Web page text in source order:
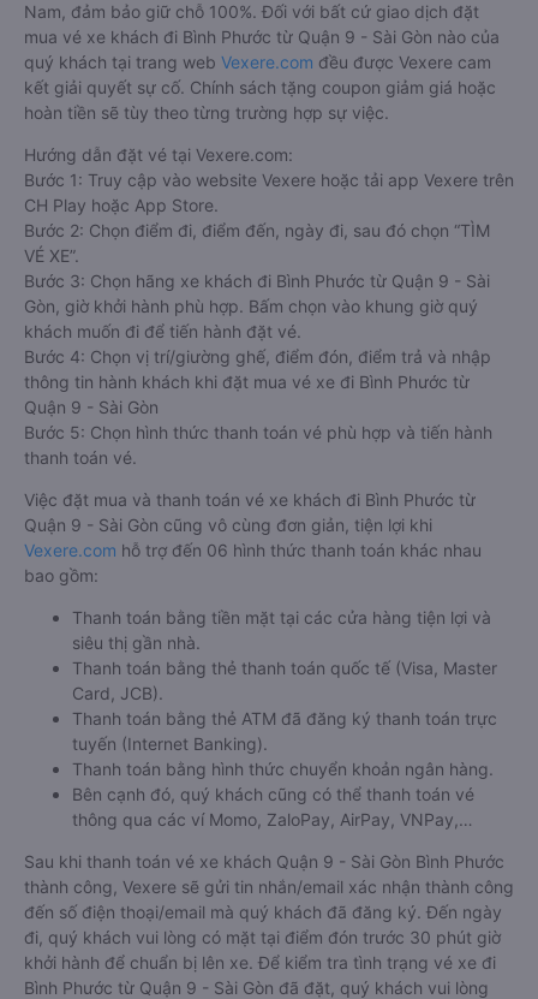
Nam, đảm bảo giữ chỗ 100%. Đối với bất cứ giao dịch đặt
mua vé xe khách đi Bình Phước từ Quận 9 - Sài Gòn nào của
quý khách tại trang web Vexere.com đều được Vexere cam
kết giải quyết sự cố. Chính sách tặng coupon giảm giá hoặc
hoàn tiền sẽ tùy theo từng trường hợp sự việc.
Hướng dẫn đặt vé tại Vexere.com:
Bước 1: Truy cập vào website Vexere hoặc tải app Vexere trên
CH Play hoặc App Store.
Bước 2: Chọn điểm đi, điểm đến, ngày đi, sau đó chọn “TÌM
VÉ XE”.
Bước 3: Chọn hãng xe khách đi Bình Phước từ Quận 9 - Sài
Gòn, giờ khởi hành phù hợp. Bấm chọn vào khung giờ quý
khách muốn đi để tiến hành đặt vé.
Bước 4: Chọn vị trí/giường ghế, điểm đón, điểm trả và nhập
thông tin hành khách khi đặt mua vé xe đi Bình Phước từ
Quận 9 - Sài Gòn
Bước 5: Chọn hình thức thanh toán vé phù hợp và tiến hành
thanh toán vé.
Việc đặt mua và thanh toán vé xe khách đi Bình Phước từ
Quận 9 - Sài Gòn cũng vô cùng đơn giản, tiện lợi khi
Vexere.com hỗ trợ đến 06 hình thức thanh toán khác nhau
bao gồm:
Thanh toán bằng tiền mặt tại các cửa hàng tiện lợi và
siêu thị gần nhà.
Thanh toán bằng thẻ thanh toán quốc tế (Visa, Master
Card, JCB).
Thanh toán bằng thẻ ATM đã đăng ký thanh toán trực
tuyến (Internet Banking).
Thanh toán bằng hình thức chuyển khoản ngân hàng.
Bên cạnh đó, quý khách cũng có thể thanh toán vé
thông qua các ví Momo, ZaloPay, AirPay, VNPay,…
Sau khi thanh toán vé xe khách Quận 9 - Sài Gòn Bình Phước
thành công, Vexere sẽ gửi tin nhắn/email xác nhận thành công
đến số điện thoại/email mà quý khách đã đăng ký. Đến ngày
đi, quý khách vui lòng có mặt tại điểm đón trước 30 phút giờ
khởi hành để chuẩn bị lên xe. Để kiểm tra tình trạng vé xe đi
Bình Phước từ Quận 9 - Sài Gòn đã đặt, quý khách vui lòng